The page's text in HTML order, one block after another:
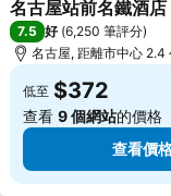
名古屋站前名鐵酒店
7.5 好 (6,250 筆評分)
名古屋, 距離市中心 2.4
低至 $372
查看 9 個網站的價格
查看價